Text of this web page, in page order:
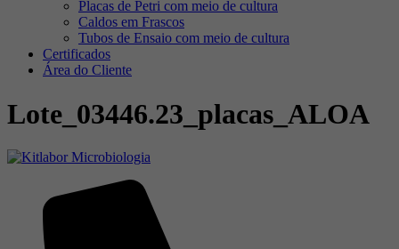
Placas de Petri com meio de cultura
Caldos em Frascos
Tubos de Ensaio com meio de cultura
Certificados
Área do Cliente
Lote_03446.23_placas_ALOA